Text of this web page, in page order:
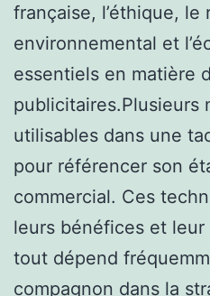
française, l’éthique, le
environnemental et
essentiels en matière
publicitaires.Plusieurs
utilisables dans une
pour référencer son
commercial. Ces
leurs bénéfices et
tout dépend
compagnon dans la